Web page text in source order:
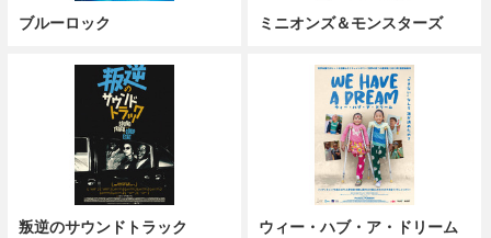
ブルーロック ミニオンズ＆モンスターズ
叛逆のサウンドトラック ウィー・ハブ・ア・ドリーム